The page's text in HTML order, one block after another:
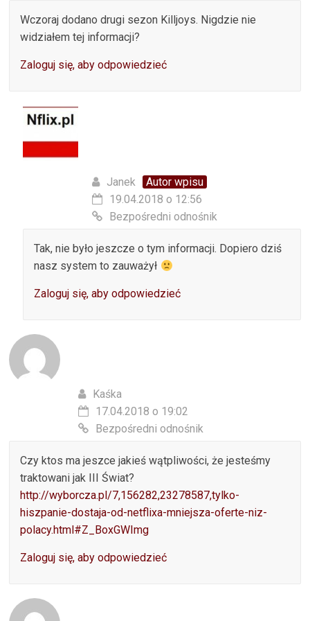
Wczoraj dodano drugi sezon Killjoys. Nigdzie nie
widziałem tej informacji?
Zaloguj się, aby odpowiedzieć
Janek
Autor wpisu
19.04.2018 o 12:56
Bezpośredni odnośnik
Tak, nie było jeszcze o tym informacji. Dopiero dziś
nasz system to zauważył
Zaloguj się, aby odpowiedzieć
Kaśka
17.04.2018 o 19:02
Bezpośredni odnośnik
Czy ktos ma jeszce jakieś wątpliwości, że jesteśmy
traktowani jak III Świat?
http://wyborcza.pl/7,156282,23278587,tylko-
hiszpanie-dostaja-od-netflixa-mniejsza-oferte-niz-
polacy.html#Z_BoxGWImg
Zaloguj się, aby odpowiedzieć